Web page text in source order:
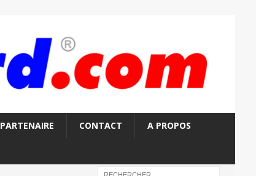
PARTENAIRE CONTACT A PROPOS